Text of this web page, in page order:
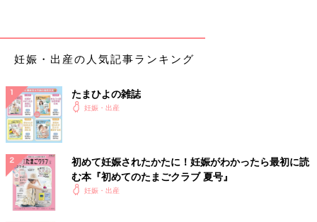
【俊】を使った赤ちゃんの名前例
【俊】を使った男の子の名前例
俊輔（しゅんすけ）
幸俊（ゆきとし）
※2025年に施行された改正戸籍法により、漢字本来の読みにはな
い”当て字”を使用する場合、自治体によっては受理されないこと
妊娠・出産の人気記事ランキング
たまひよの雑誌
妊娠・出産
初めて妊娠されたかたに！妊娠がわかったら最初に読
む本『初めてのたまごクラブ 夏号』
妊娠・出産